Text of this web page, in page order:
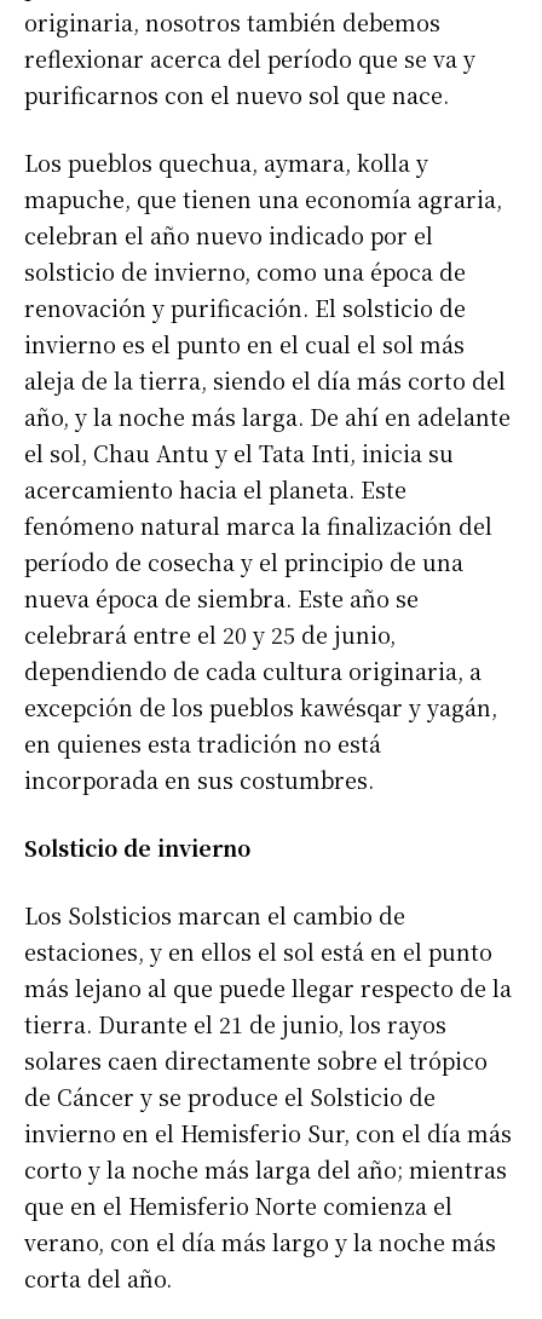
originaria, nosotros también debemos
reflexionar acerca del período que se va y
purificarnos con el nuevo sol que nace.
Los pueblos quechua, aymara, kolla y
mapuche, que tienen una economía agraria,
celebran el año nuevo indicado por el
solsticio de invierno, como una época de
renovación y purificación. El solsticio de
invierno es el punto en el cual el sol más
aleja de la tierra, siendo el día más corto del
año, y la noche más larga. De ahí en adelante
el sol, Chau Antu y el Tata Inti, inicia su
acercamiento hacia el planeta. Este
fenómeno natural marca la finalización del
período de cosecha y el principio de una
nueva época de siembra. Este año se
celebrará entre el 20 y 25 de junio,
dependiendo de cada cultura originaria, a
excepción de los pueblos kawésqar y yagán,
en quienes esta tradición no está
incorporada en sus costumbres.
Solsticio de invierno
Los Solsticios marcan el cambio de
estaciones, y en ellos el sol está en el punto
más lejano al que puede llegar respecto de la
tierra. Durante el 21 de junio, los rayos
solares caen directamente sobre el trópico
de Cáncer y se produce el Solsticio de
invierno en el Hemisferio Sur, con el día más
corto y la noche más larga del año; mientras
que en el Hemisferio Norte comienza el
verano, con el día más largo y la noche más
corta del año.